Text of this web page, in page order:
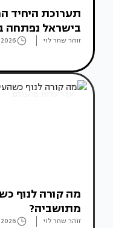
תערוכת היחיד
בישראל נפתחה
זוהר שחר לוי
אדריכלות מהעולם
מה קורה לנוף
מתושביה?
זוהר שחר לוי